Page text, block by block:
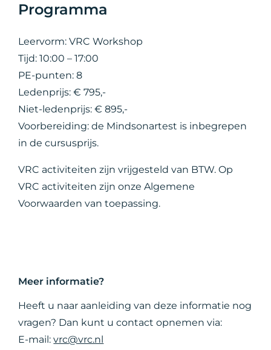
Programma
Leervorm: VRC Workshop
Tijd: 10:00 – 17:00
PE-punten: 8
Ledenprijs: € 795,-
Niet-ledenprijs: € 895,-
Voorbereiding: de Mindsonartest is inbegrepen
in de cursusprijs.
VRC activiteiten zijn vrijgesteld van BTW. Op
VRC activiteiten zijn onze Algemene
Voorwaarden van toepassing.
Meer informatie?
Heeft u naar aanleiding van deze informatie nog
vragen? Dan kunt u contact opnemen via:
E-mail:vrc@vrc.nl